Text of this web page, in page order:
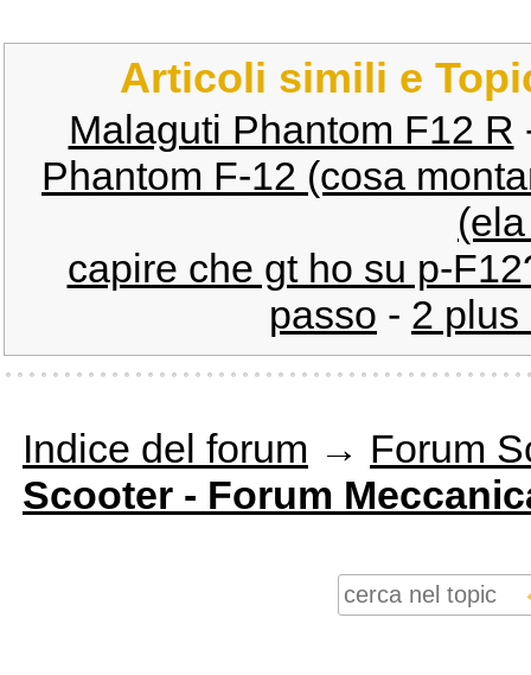
Articoli simili e
Malaguti Phantom F12 R
Phantom F-12 (cosa
capire che gt ho su p-
passo - 2 plus
Indice del forum → Forum
Scooter - Forum